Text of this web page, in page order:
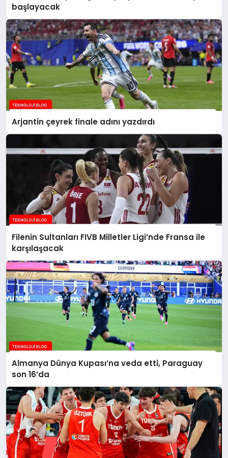
başlayacak
Arjantin çeyrek finale adını yazdırdı
Filenin Sultanları FIVB Milletler Ligi’nde Fransa ile
karşılaşacak
Almanya Dünya Kupası’na veda etti, Paraguay
son 16’da